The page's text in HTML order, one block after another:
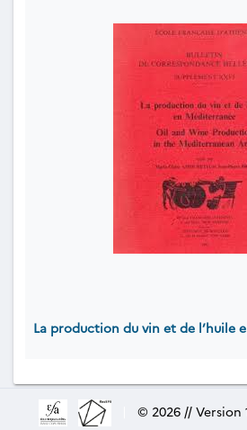
La production du vin et de l’huile
© 2026 // Version